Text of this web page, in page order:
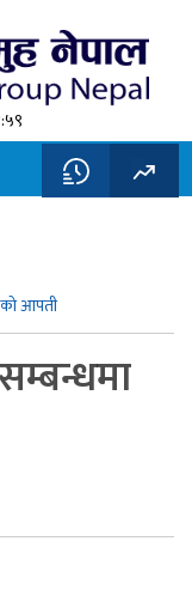
आपती